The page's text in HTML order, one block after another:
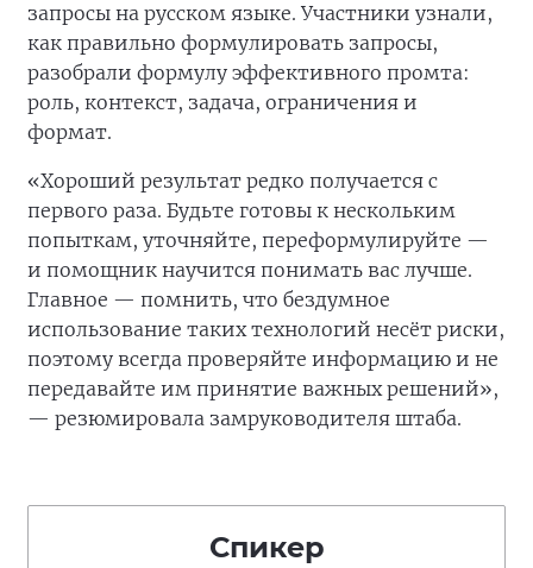
запросы на русском языке. Участники узнали,
как правильно формулировать запросы,
разобрали формулу эффективного промта:
роль, контекст, задача, ограничения и
формат.
«Хороший результат редко получается с
первого раза. Будьте готовы к нескольким
попыткам, уточняйте, переформулируйте —
и помощник научится понимать вас лучше.
Главное — помнить, что бездумное
использование таких технологий несёт риски,
поэтому всегда проверяйте информацию и не
передавайте им принятие важных решений»,
— резюмировала замруководителя штаба.
Спикер